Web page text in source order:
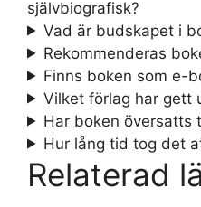
självbiografisk?
Vad är budskapet i
Rekommenderas
Finns boken som e-
Vilket förlag har gett
Har boken översatts
Hur lång tid tog det
Relaterad